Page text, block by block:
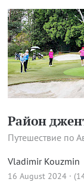
Район
Путешествие по
Vladimir Kouzmin
16 August 2024 ·